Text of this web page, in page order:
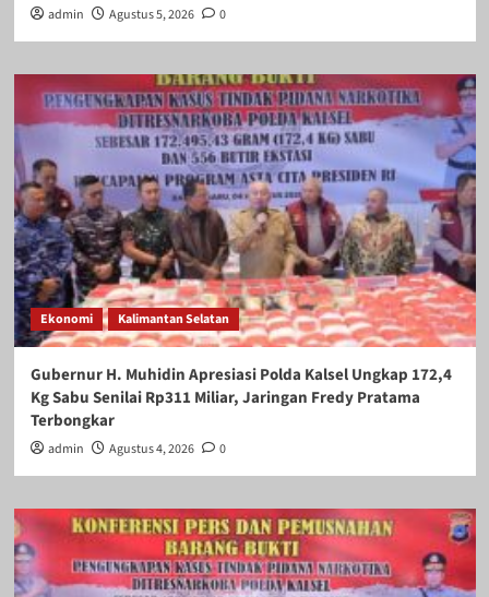
admin Agustus 5, 2026 0
Ekonomi Kalimantan Selatan
Gubernur H. Muhidin Apresiasi Polda Kalsel Ungkap 172,4
Kg Sabu Senilai Rp311 Miliar, Jaringan Fredy Pratama
Terbongkar
admin Agustus 4, 2026 0